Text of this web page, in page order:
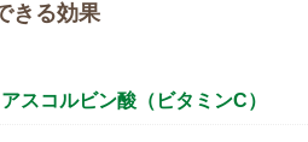
きる効果
アスコルビン酸（ビタミンC）